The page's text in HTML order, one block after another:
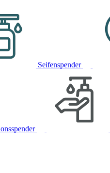
Seifenspender